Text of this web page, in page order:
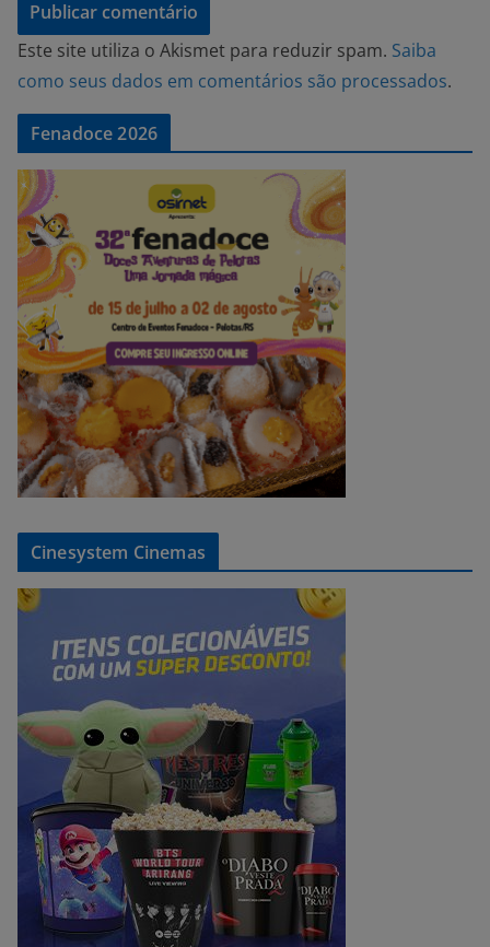
Este site utiliza o Akismet para reduzir spam. Saiba
como seus dados em comentários são processados.
Fenadoce 2026
Cinesystem Cinemas